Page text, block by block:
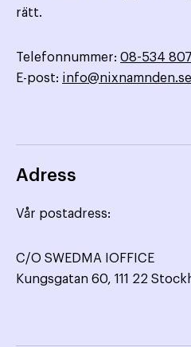
rätt.
Telefonnummer: 08-534
E-post: info@nixnamnden.se
Adress
Vår postadress:
C/O SWEDMA IOFFICE
Kungsgatan 60, 111 22